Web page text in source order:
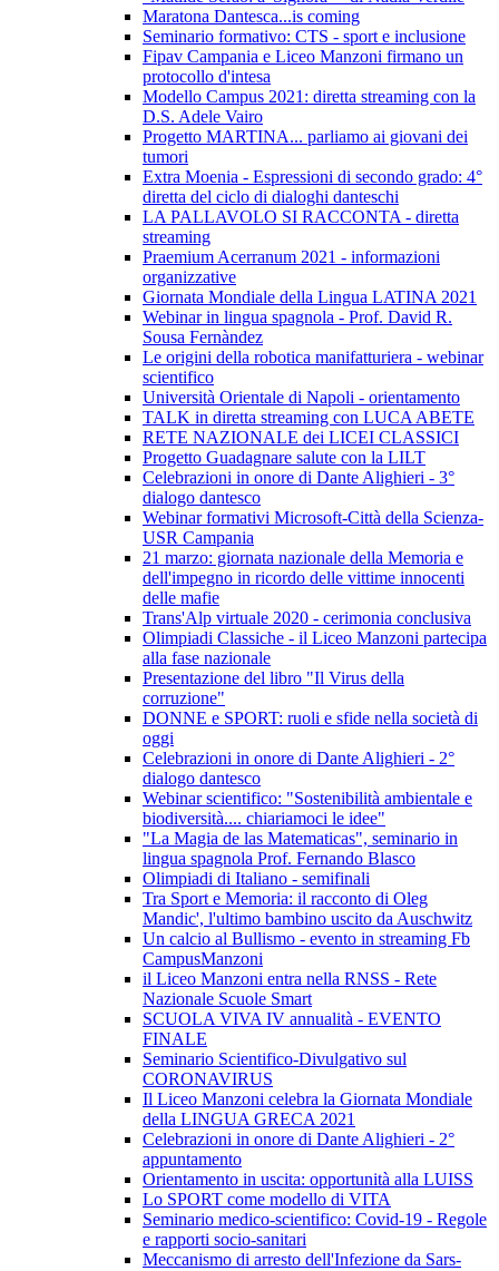
Maratona Dantesca...is coming
Seminario formativo: CTS - sport e inclusione
Fipav Campania e Liceo Manzoni firmano un
protocollo d'intesa
Modello Campus 2021: diretta streaming con la
D.S. Adele Vairo
Progetto MARTINA... parliamo ai giovani dei
tumori
Extra Moenia - Espressioni di secondo grado: 4°
diretta del ciclo di dialoghi danteschi
LA PALLAVOLO SI RACCONTA - diretta
streaming
Praemium Acerranum 2021 - informazioni
organizzative
Giornata Mondiale della Lingua LATINA 2021
Webinar in lingua spagnola - Prof. David R.
Sousa Fernàndez
Le origini della robotica manifatturiera - webinar
scientifico
Università Orientale di Napoli - orientamento
TALK in diretta streaming con LUCA ABETE
RETE NAZIONALE dei LICEI CLASSICI
Progetto Guadagnare salute con la LILT
Celebrazioni in onore di Dante Alighieri - 3°
dialogo dantesco
Webinar formativi Microsoft-Città della Scienza-
USR Campania
21 marzo: giornata nazionale della Memoria e
dell'impegno in ricordo delle vittime innocenti
delle mafie
Trans'Alp virtuale 2020 - cerimonia conclusiva
Olimpiadi Classiche - il Liceo Manzoni partecipa
alla fase nazionale
Presentazione del libro "Il Virus della
corruzione"
DONNE e SPORT: ruoli e sfide nella società di
oggi
Celebrazioni in onore di Dante Alighieri - 2°
dialogo dantesco
Webinar scientifico: "Sostenibilità ambientale e
biodiversità.... chiariamoci le idee"
"La Magia de las Matematicas", seminario in
lingua spagnola Prof. Fernando Blasco
Olimpiadi di Italiano - semifinali
Tra Sport e Memoria: il racconto di Oleg
Mandic', l'ultimo bambino uscito da Auschwitz
Un calcio al Bullismo - evento in streaming Fb
CampusManzoni
il Liceo Manzoni entra nella RNSS - Rete
Nazionale Scuole Smart
SCUOLA VIVA IV annualità - EVENTO
FINALE
Seminario Scientifico-Divulgativo sul
CORONAVIRUS
Il Liceo Manzoni celebra la Giornata Mondiale
della LINGUA GRECA 2021
Celebrazioni in onore di Dante Alighieri - 2°
appuntamento
Orientamento in uscita: opportunità alla LUISS
Lo SPORT come modello di VITA
Seminario medico-scientifico: Covid-19 - Regole
e rapporti socio-sanitari
Meccanismo di arresto dell'Infezione da Sars-